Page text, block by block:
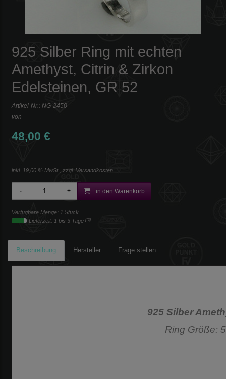
925 Silber Ring mit echten
Amethyst, Citrin & Zirkon
Edelsteinen, GR 52
Artikel-Nr.: NG-2450
von
48,00 €
inkl. 19,00 % MwSt., zzgl. Versandkosten
in den Warenkorb
Verfügbare Menge: 1 Stück
Lieferzeit: 1 bis 3 Tage [*2]
Beschreibung Hersteller Frage stellen
925 Silber
Ring Größe: